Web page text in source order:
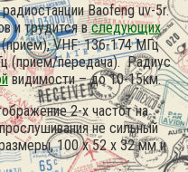
Baofeng uv-5r.
и трудится вследующих
VHF: 136-174 МГц
(прием/передача). Радиус
видимости – до 10-15км.
2-х частот на
не сильный
100 х 52 x 32 мм и